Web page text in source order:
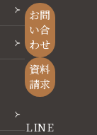
お問
い合
わせ
資料
請求
LINE